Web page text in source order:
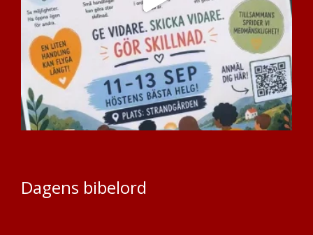
Dagens bibelord